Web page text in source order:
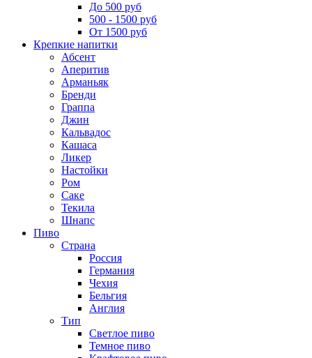
До 500 руб
500 - 1500 руб
От 1500 руб
Крепкие напитки
Абсент
Аперитив
Арманьяк
Бренди
Граппа
Джин
Кальвадос
Кашаса
Ликер
Настойки
Ром
Саке
Текила
Шнапс
Пиво
Страна
Россия
Германия
Чехия
Бельгия
Англия
Тип
Светлое пиво
Темное пиво